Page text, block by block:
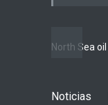
North Sea
Noticias